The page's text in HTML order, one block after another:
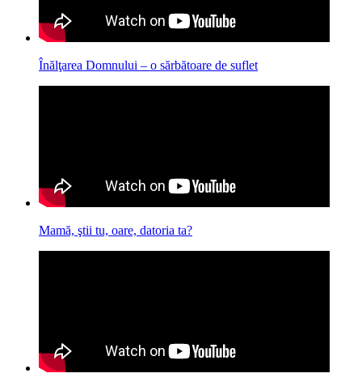
Înălţarea Domnului – o sărbătoare de suflet
Mamă, ştii tu, oare, datoria ta?